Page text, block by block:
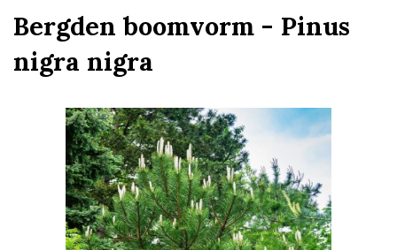
Bergden boomvorm - Pinus
nigra nigra